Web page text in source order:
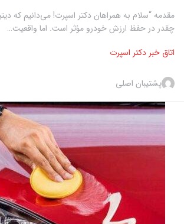
مقدمه “سلام به همراهان دکتر اسپرت! می‌دانیم که
چقدر در حفظ ارزش خودرو مؤثر است. اما واقعیت…
اتاق خبر دکتر اسپرت
پشتیبان اصلی